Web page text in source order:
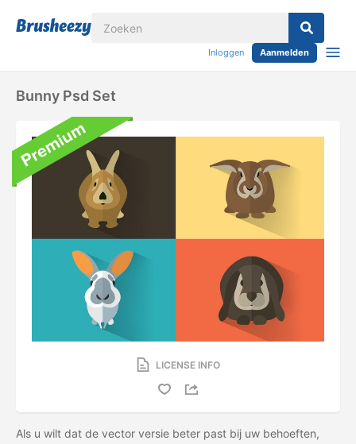
Inloggen Aanmelden
Bunny Psd Set
LICENSE INFO
Als u wilt dat de vector versie beter past bij uw behoeften,